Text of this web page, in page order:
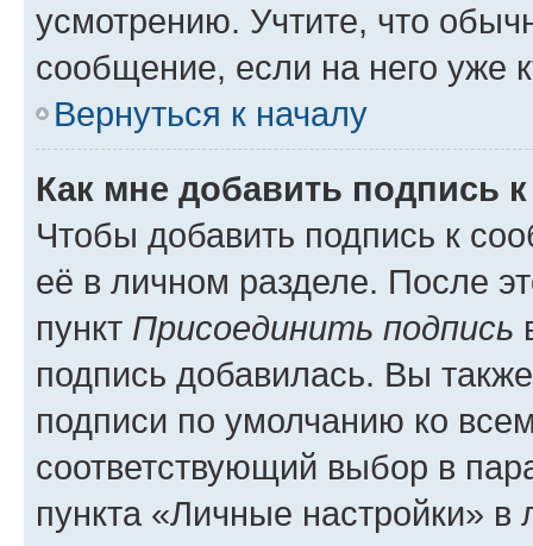
усмотрению. Учтите, что
сообщение, если на него уже
Вернуться к началу
Как мне добавить подпись
Чтобы добавить подпись к
её в личном разделе. После
пункт Присоединить подпись
подпись добавилась. Вы
подписи по умолчанию ко
соответствующий выбор в
пункта «Личные настройки»